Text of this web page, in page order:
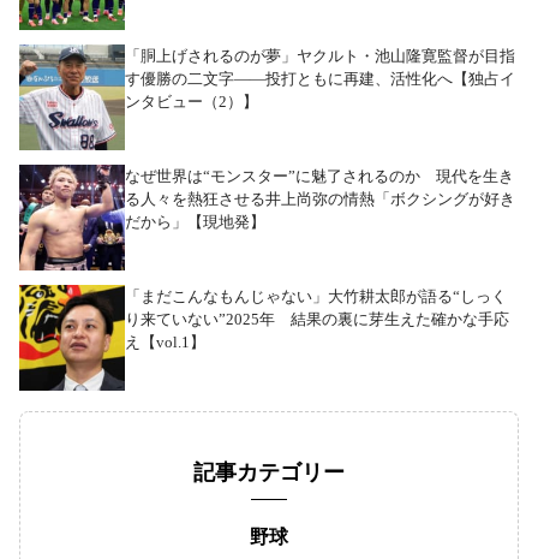
「胴上げされるのが夢」ヤクルト・池山隆寛監督が目指
す優勝の二文字――投打ともに再建、活性化へ【独占イ
ンタビュー（2）】
なぜ世界は“モンスター”に魅了されるのか 現代を生き
る人々を熱狂させる井上尚弥の情熱「ボクシングが好き
だから」【現地発】
「まだこんなもんじゃない」大竹耕太郎が語る“しっく
り来ていない”2025年 結果の裏に芽生えた確かな手応
え【vol.1】
記事カテゴリー
野球